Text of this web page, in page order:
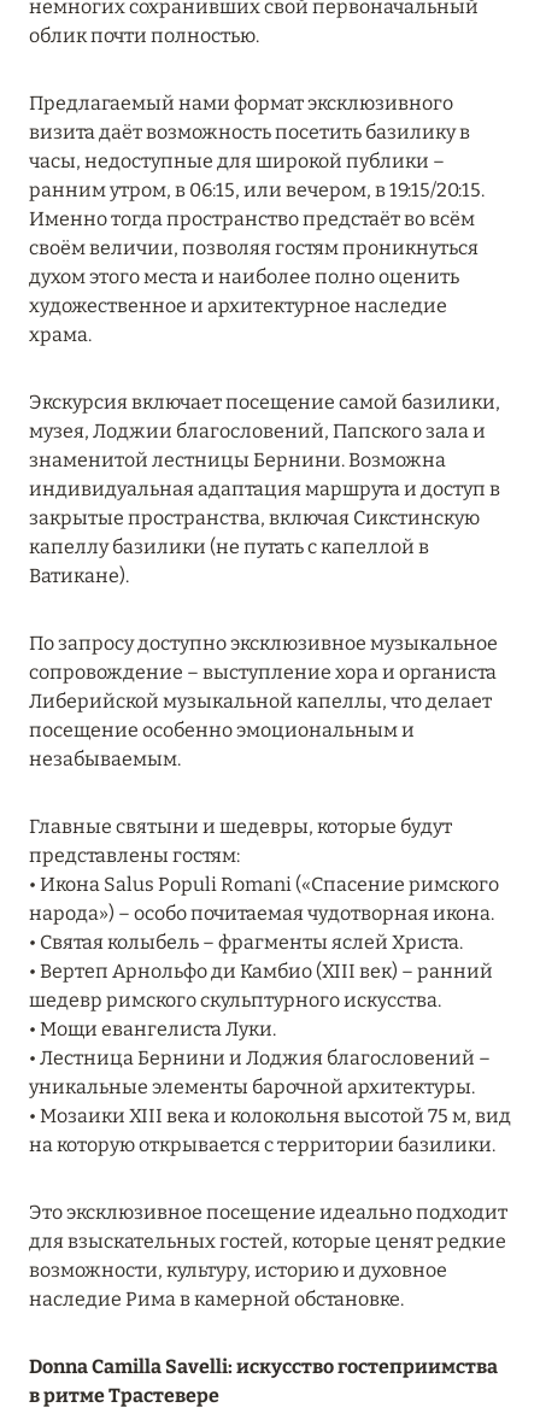
ПРЕДЛОЖЕНИЯ
05 июля 2024
THE ST. REGIS MALDIVES VOMMULI RESORT:
НОВОГОДНИЕ ДАТЫ СО СКИДКОЙ 25%
Подробнее
26 июня 2024
КОМФОРТА, ЗДОРОВЬЯ И ГАРМОНИЧНОГО
ОТДЫХА
Подробнее
18 июня 2024
ВЫГОДНЕЕ ДО 20%
Подробнее
04 июня 2024
PEACEFUL WEEKEND С ВИКОЙ ГАЗИНСКОЙ В
AMANRUYA С 20-23 ИЮНЯ
Подробнее
16 мая 2024
VAKKARU MALDIVES: РАННЕЕ
БРОНИРОВАНИЕ
Подробнее
SONEVA SECRET: ДОЛГОЖДАННОЕ ОТКРЫТИЕ
Подробнее
MÖVENPICK RESORT KUREDHIVARU
MALDIVES: ПРОДЛЕНИЕ СПЕЦПРЕДЛОЖЕНИЙ
немногих сохранивших свой первоначальный
облик почти полностью.
Предлагаемый нами формат эксклюзивного
визита даёт возможность посетить базилику в
часы, недоступные для широкой публики –
ранним утром, в 06:15, или вечером, в 19:15/20:15.
Именно тогда пространство предстаёт во всём
своём величии, позволяя гостям проникнуться
духом этого места и наиболее полно оценить
художественное и архитектурное наследие
храма.
Экскурсия включает посещение самой базилики,
музея, Лоджии благословений, Папского зала и
знаменитой лестницы Бернини. Возможна
индивидуальная адаптация маршрута и доступ в
закрытые пространства, включая Сикстинскую
капеллу базилики (не путать с капеллой в
Ватикане).
По запросу доступно эксклюзивное музыкальное
сопровождение – выступление хора и органиста
Либерийской музыкальной капеллы, что делает
посещение особенно эмоциональным и
незабываемым.
Главные святыни и шедевры, которые будут
представлены гостям:
• Икона Salus Populi Romani («Спасение римского
народа») – особо почитаемая чудотворная икона.
• Святая колыбель – фрагменты яслей Христа.
• Вертеп Арнольфо ди Камбио (XIII век) – ранний
шедевр римского скульптурного искусства.
• Мощи евангелиста Луки.
• Лестница Бернини и Лоджия благословений –
уникальные элементы барочной архитектуры.
• Мозаики XIII века и колокольня высотой 75 м, вид
на которую открывается с территории базилики.
Это эксклюзивное посещение идеально подходит
для взыскательных гостей, которые ценят редкие
возможности, культуру, историю и духовное
наследие Рима в камерной обстановке.
Donna Camilla Savelli: искусство гостеприимства
в ритме Трастевере